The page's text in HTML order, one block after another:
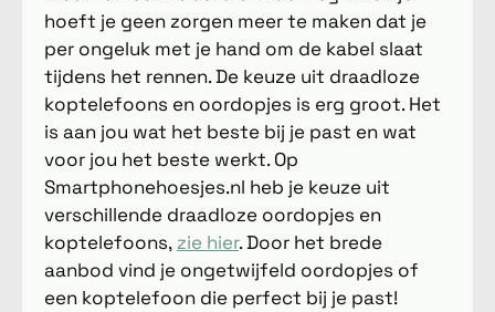
hoeft je geen zorgen meer te maken dat je
per ongeluk met je hand om de kabel slaat
tijdens het rennen. De keuze uit draadloze
koptelefoons en oordopjes is erg groot. Het
is aan jou wat het beste bij je past en wat
voor jou het beste werkt. Op
Smartphonehoesjes.nl heb je keuze uit
verschillende draadloze oordopjes en
koptelefoons, zie hier. Door het brede
aanbod vind je ongetwijfeld oordopjes of
een koptelefoon die perfect bij je past!